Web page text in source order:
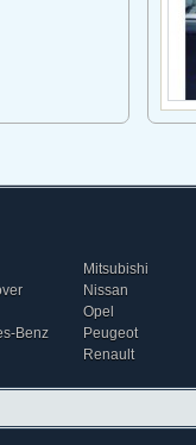
Benz
Mitsubishi
Nissan
Opel
Peugeot
Renault